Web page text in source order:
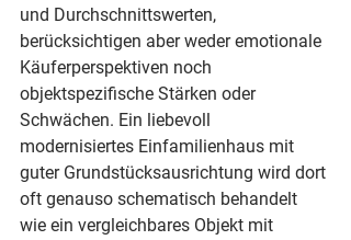
und Durchschnittswerten,
berücksichtigen aber weder emotionale
Käuferperspektiven noch
objektspezifische Stärken oder
Schwächen. Ein liebevoll
modernisiertes Einfamilienhaus mit
guter Grundstücksausrichtung wird dort
oft genauso schematisch behandelt
wie ein vergleichbares Objekt mit